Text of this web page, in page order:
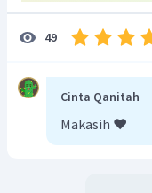
49
Cinta Qanitah
Makasih ❤️